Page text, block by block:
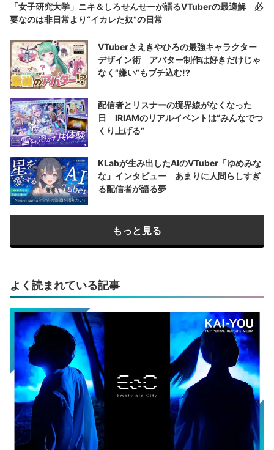
「女子研究大学」ニキ＆しろせんせーが語るVTuberの最適解 必
要なのは非日常より“イカレた奴”の日常
VTuberさえきやひろの最強キャラクター
デザイン術 アバター制作は好きだけじゃ
なく“嫌い”もブチ込む!?
配信者とリスナーの境界線がなくなった
日 IRIAMのリアルイベントは“みんなでつ
くり上げる”
KLabが生み出したAIのVTuber「ゆめみな
な」インタビュー あまりに人間らしすぎ
る配信者が語る夢
もっと見る
よく読まれている記事